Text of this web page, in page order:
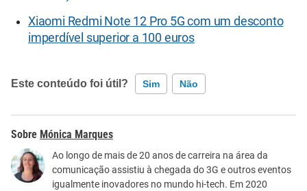
Xiaomi Redmi Note 12 Pro 5G com um desconto
imperdível superior a 100 euros
Este conteúdo foi útil? Sim Não
Este conteúdo contém informação incorreta
Este conteúdo não tem a informação que procuro
Outro
Mónica Marques
Ao longo de mais de 20 anos de carreira na área da
comunicação assistiu à chegada do 3G e outros eventos
igualmente inovadores no mundo hi-tech. Em 2020